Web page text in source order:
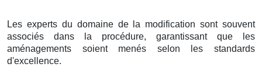
Les experts du domaine de la modification sont souvent
associés dans la procédure, garantissant que les
aménagements soient menés selon les standards
d'excellence.